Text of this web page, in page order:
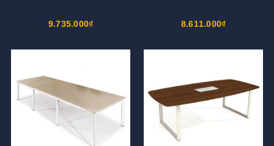
9.735.000₫ 8.611.000₫